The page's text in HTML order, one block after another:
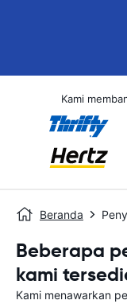
Kami
Beranda
Beberapa
kami
Kami menawarkan